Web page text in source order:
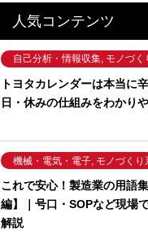
人気コンテンツ
自己分析・情報収集, モノづく
トヨタカレンダーは本当に
日・休みの仕組みをわかり
機械・電気・電子, モノづくり
これで安心！製造業の用語
編】｜号口・SOPなど現場
解説